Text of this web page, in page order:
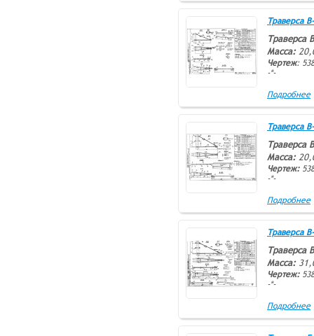
Траверса
Траверса
Масса:
Чертеж:
-*-
Подробнее
Траверса
Траверса
Масса:
Чертеж:
-*-
Подробнее
Траверса
Траверса
Масса:
Чертеж:
-*-
Подробнее